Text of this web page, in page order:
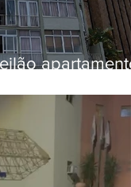
apartamento